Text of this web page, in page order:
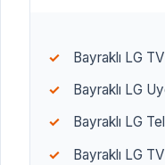
Bayraklı LG
Bayraklı LG
Bayraklı LG
Bayraklı LG